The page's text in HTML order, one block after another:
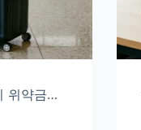
위약금…